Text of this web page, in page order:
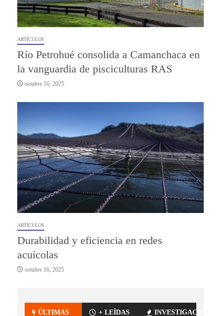
ARTÍCULOS
Río Petrohué consolida a Camanchaca en
la vanguardia de pisciculturas RAS
octubre 16, 2025
ARTÍCULOS
Durabilidad y eficiencia en redes
acuícolas
octubre 16, 2025
ÚLTIMAS + LEÍDAS INVESTIGACIÓN